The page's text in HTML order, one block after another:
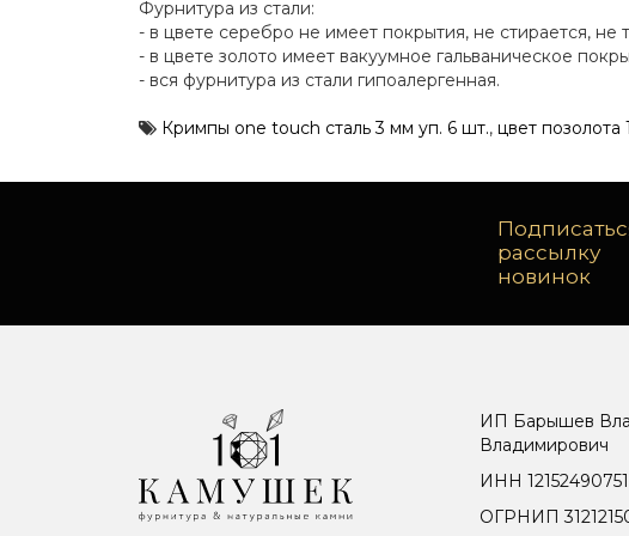
Фурнитура из стали:
- в цвете серебро не имеет покрытия, не стирается,
- в цвете золото имеет вакуумное гальваническое
- вся фурнитура из стали гипоалергенная.
Кримпы one touch сталь 3 мм уп. 6 шт., цвет позолота
рассылку
новинок
ИП Барышев
Владимирович
ИНН
ОГРНИП